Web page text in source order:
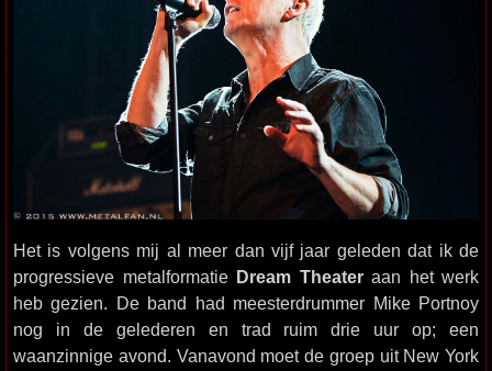
Het is volgens mij al meer dan vijf jaar geleden dat ik de
progressieve metalformatie Dream Theateraan het werk
heb gezien. De band had meesterdrummer Mike Portnoy
nog in de gelederen en trad ruim drie uur op; een
waanzinnige avond. Vanavond moet de groep uit New York